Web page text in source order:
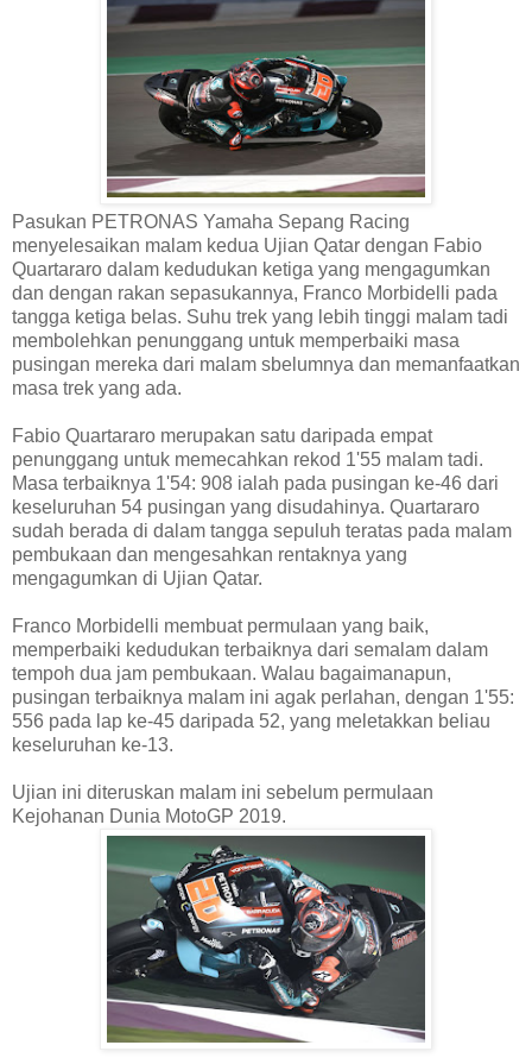
Pasukan PETRONAS Yamaha Sepang Racing
menyelesaikan malam kedua Ujian Qatar dengan Fabio
Quartararo dalam kedudukan ketiga yang mengagumkan
dan dengan rakan sepasukannya, Franco Morbidelli pada
tangga ketiga belas. Suhu trek yang lebih tinggi malam tadi
membolehkan penunggang untuk memperbaiki masa
pusingan mereka dari malam sbelumnya dan memanfaatkan
masa trek yang ada.
Fabio Quartararo merupakan satu daripada empat
penunggang untuk memecahkan rekod 1'55 malam tadi.
Masa terbaiknya 1'54: 908 ialah pada pusingan ke-46 dari
keseluruhan 54 pusingan yang disudahinya. Quartararo
sudah berada di dalam tangga sepuluh teratas pada malam
pembukaan dan mengesahkan rentaknya yang
mengagumkan di Ujian Qatar.
Franco Morbidelli membuat permulaan yang baik,
memperbaiki kedudukan terbaiknya dari semalam dalam
tempoh dua jam pembukaan. Walau bagaimanapun,
pusingan terbaiknya malam ini agak perlahan, dengan 1'55:
556 pada lap ke-45 daripada 52, yang meletakkan beliau
keseluruhan ke-13.
Ujian ini diteruskan malam ini sebelum permulaan
Kejohanan Dunia MotoGP 2019.